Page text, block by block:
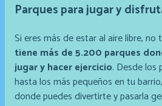
Parques para jugar y
Si eres más de estar al aire libre, no
tiene más de 5.200 parques
jugar y hacer ejercicio. Desde los
hasta los más pequeños en tu
donde puedes divertirte y pasarla